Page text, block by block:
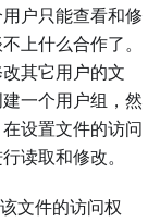
户只能查看和修
上什么合作了。
其它用户的文
一个用户组，然
设置文件的访问
读取和修改。
文件的访问权